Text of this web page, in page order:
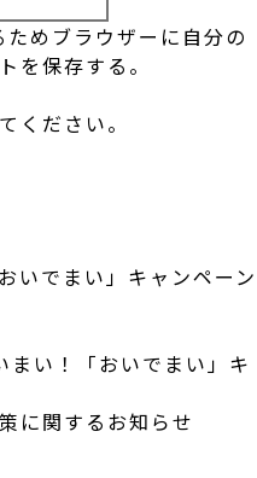
めブラウザーに自分の
を保存する。
ください。
いでまい」キャンペーン
い！「おいでまい」キ
に関するお知らせ